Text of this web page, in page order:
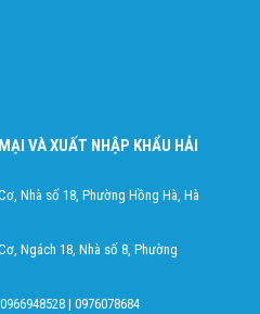
VÀ XUẤT NHẬP KHẨU HẢI
Nhà số 18, Phường Hồng Hà, Hà
Ngách 18, Nhà số 8, Phường
0966948528 | 0976078684